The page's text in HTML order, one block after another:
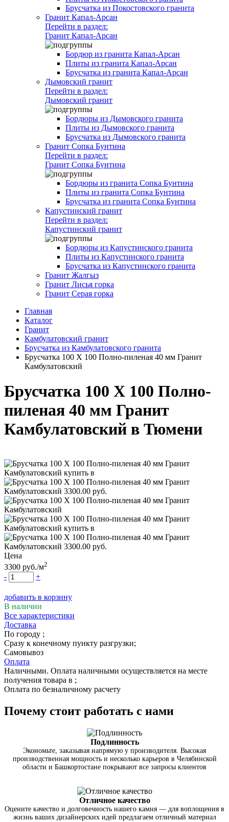
Брусчатка из Покостовского гранита
Гранит Капал-Арсан
Перейти в раздел:
Гранит Капал-Арсан
Бордюр из гранита Капал-Арсан
Плиты из гранита Капал-Арсан
Брусчатка из гранита Капал-Арсан
Дымовский гранит
Перейти в раздел:
Дымовский гранит
Бордюры из Дымовского гранита
Плиты из Дымовского гранита
Брусчатка из Дымовского гранита
Гранит Сопка Бунтина
Перейти в раздел:
Гранит Сопка Бунтина
Бордюры из гранита Сопка Бунтина
Плиты из гранита Сопка Бунтина
Брусчатка из гранита Сопка Бунтина
Капустинский гранит
Перейти в раздел:
Капустинский гранит
Бордюры из Капустинского гранита
Плиты из Капустинского гранита
Брусчатка из Капустинского гранита
Гранит Жалгыз
Гранит Лисья горка
Гранит Серая горка
Главная
Каталог
Гранит
Камбулатовский гранит
Брусчатка из Камбулатовского гранита
Брусчатка 100 Х 100 Полно-пиленая 40 мм Гранит
Камбулатовский
Брусчатка 100 Х 100 Полно-
пиленая 40 мм Гранит
Камбулатовский в Тюмени
Цена
3300 руб./м2
- +
добавить в корзину
В наличии
Все характеристики
Доставка
По городу ;
Сразу к конечному пункту разгрузки;
Самовывоз
Оплата
Наличными. Оплата наличными осуществляется на месте
получения товара в ;
Оплата по безналичному расчету
Почему стоит работать с нами
Подлинность
Экономьте, заказывая напрямую у производителя. Высокая
производственная мощность и несколько карьеров в Челябинской
области и Башкортостане покрывают все запросы клиентов
Отличное качество
Оцените качество и долговечность нашего камня — для воплощения в
жизнь ваших дизайнерских идей предлагаем отличный материал